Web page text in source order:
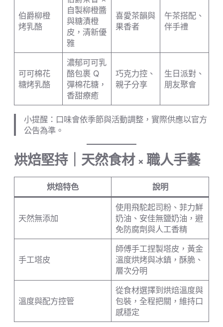
伯爵柳橙
烤乳酪
自製柳橙醬
與糖漬橙
皮，清新優
雅
喜愛茶韻與
果香者
午茶搭配、
伴手禮
可可棉花
糖烤乳酪
濃郁可可乳
酪包裹 Q
彈棉花糖，
香甜療癒
巧克力控、
親子分享
生日派對、
朋友聚會
小提醒：口味會依季節與活動調整，實際供應以官方
公告為準。
烘焙堅持｜天然食材 × 職人手藝
烘焙特色 說明
天然無添加
使用飛駝起司粉、菲力鮮
奶油、安佳無鹽奶油，避
免防腐劑與人工香精
手工塔皮
師傅手工捏製塔皮，黃金
溫度烘烤與冰鎮，酥脆、
層次分明
溫度與配方控管
從食材選擇到烘焙溫度與
包裝，全程把關，維持口
感穩定